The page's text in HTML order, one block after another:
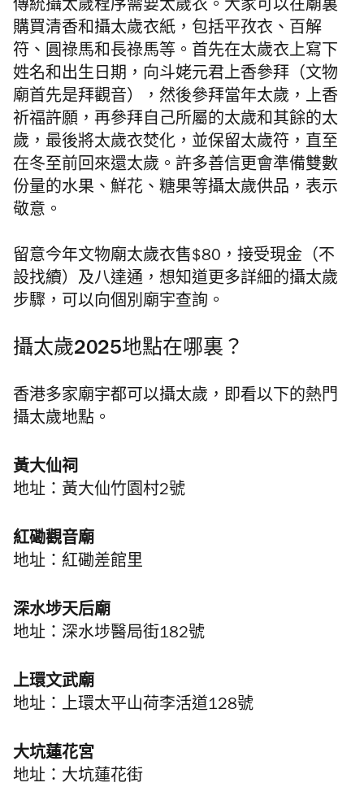
傳統攝太歲程序需要太歲衣。大家可以在廟裏
購買清香和攝太歲衣紙，包括平孜衣、百解
符、圓祿馬和長祿馬等。首先在太歲衣上寫下
姓名和出生日期，向斗姥元君上香參拜（文物
廟首先是拜觀音），然後參拜當年太歲，上香
祈福許願，再參拜自己所屬的太歲和其餘的太
歲，最後將太歲衣焚化，並保留太歲符，直至
在冬至前回來還太歲。許多善信更會準備雙數
份量的水果、鮮花、糖果等攝太歲供品，表示
敬意。
留意今年文物廟太歲衣售$80，接受現金（不
設找續）及八達通，想知道更多詳細的攝太歲
步驟，可以向個別廟宇查詢。
攝太歲2025地點在哪裏？
香港多家廟宇都可以攝太歲，即看以下的熱門
攝太歲地點。
黃大仙祠
地址：黃大仙竹園村2號
紅磡觀音廟
地址：紅磡差館里
深水埗天后廟
地址：深水埗醫局街182號
上環文武廟
地址：上環太平山荷李活道128號
大坑蓮花宮
地址：大坑蓮花街